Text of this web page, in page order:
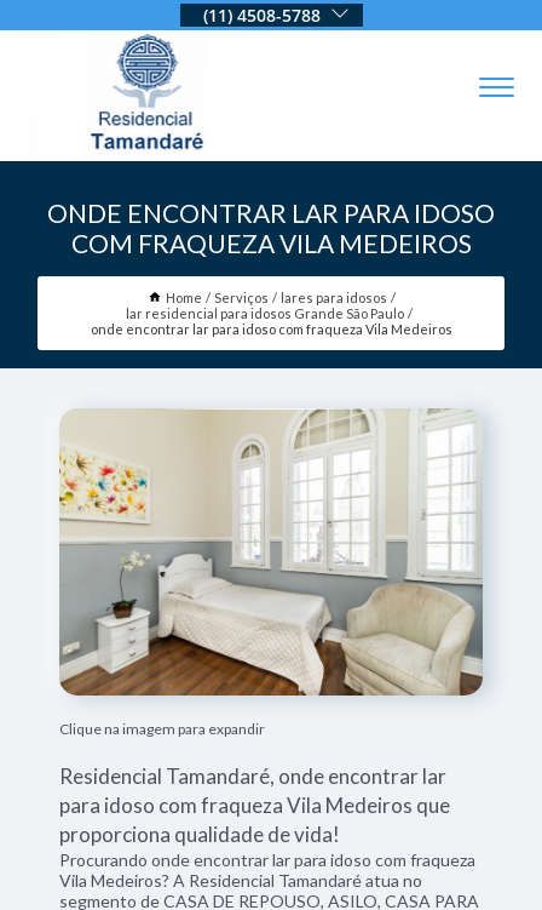
(11) 4508-5788
ONDE ENCONTRAR LAR PARA IDOSO
COM FRAQUEZA VILA MEDEIROS
Home Serviços
lares para idosos
lar residencial para idosos Grande São Paulo
onde encontrar lar para idoso com fraqueza Vila Medeiros
Clique na imagem para expandir
Residencial Tamandaré, onde encontrar lar
para idoso com fraqueza Vila Medeiros que
proporciona qualidade de vida!
Procurando onde encontrar lar para idoso com fraqueza
Vila Medeiros? A Residencial Tamandaré atua no
segmento de CASA DE REPOUSO, ASILO, CASA PARA